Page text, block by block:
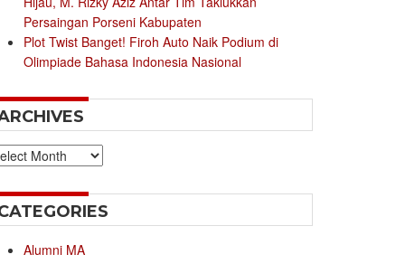
Persaingan Porseni Kabupaten
Plot Twist Banget! Firoh Auto Naik Podium di
Olimpiade Bahasa Indonesia Nasional
Alumni MA